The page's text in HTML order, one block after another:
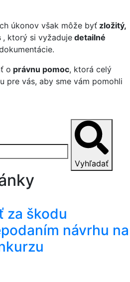
úkonov však môže byť zložitý,
, ktorý si vyžaduje detailné
o právnu pomoc, ktorá celý
pre vás, aby sme vám pomohli
Vyhľadať
za škodu
návrhu na